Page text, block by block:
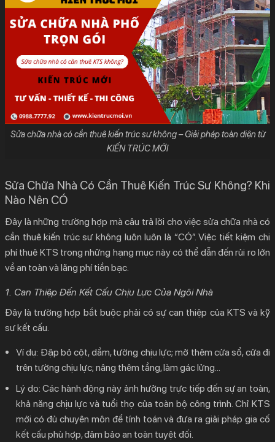
Sửa chữa nhà có cần thuê kiến trúc sư không – Giải pháp toàn diện từ
KIẾN TRÚC MỚI
Sửa Chữa Nhà Có Cần Thuê Kiến Trúc Sư Không? Khi
Nào Nên CÓ
Đây là những trường hợp mà câu trả lời cho việc sửa chữa nhà có
cần thuê kiến trúc sư không luôn luôn là “CÓ”. Việc tiết kiệm chi
phí thuê KTS trong những hạng mục này có thể dẫn đến rủi ro lớn
về an toàn và lãng phí tiền bạc.
1. Can Thiệp Đến Kết Cấu Chịu Lực Của Ngôi Nhà
Đây là trường hợp bắt buộc phải có sự can thiệp của KTS và kỹ
sư kết cấu.
Ví dụ: Đập bỏ cột, dầm, tường chịu lực; mở thêm cửa sổ, cửa đi
trên tường chịu lực; nâng thêm tầng, làm gác lửng…
Lý do: Các hành động này ảnh hưởng trực tiếp đến sự an toàn,
khả năng chịu lực và tuổi thọ của toàn bộ công trình. Chỉ KTS
mới có đủ chuyên môn để tính toán và đưa ra giải pháp gia cố
kết cấu phù hợp, đảm bảo an toàn tuyệt đối.